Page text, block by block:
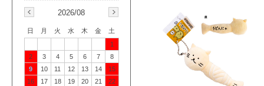
2026/08
日 月 火 水 木 金
土
1
2
3 4 5 6 7
8
9
10 11 12 13 14
15
16
17 18 19 20 21
22